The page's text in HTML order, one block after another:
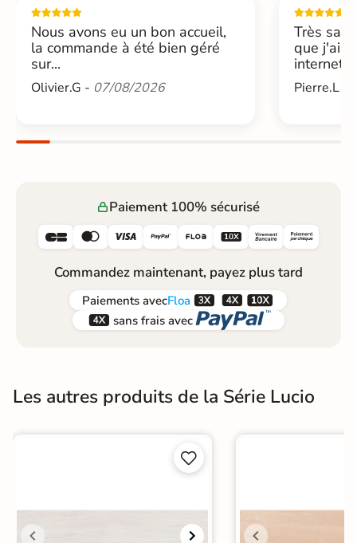
Nous avons eu un bon accueil,
la commande à été bien géré
sur...
Olivier.G - 07/08/2026
Très
que j'ai
internet....
Pierre.L -
Paiement 100% sécurisé
     
Commandez maintenant, payez plus tard
Paiements avecFloa  
 sans frais avec 
Les autres produits de la Série Lucio

